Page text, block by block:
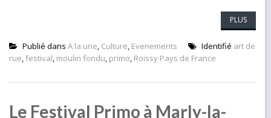
PLUS
Publié dans A la une, Culture, Evenements Identifié art de
rue, festival, moulin fondu, primo, Roissy Pays de France
Le Festival Primo à Marly-la-